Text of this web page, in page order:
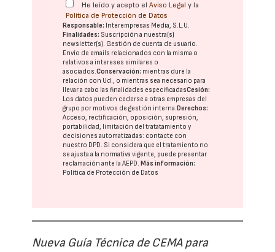
He leído y acepto elAviso Legal y la
Política de Protección de Datos
Responsable: Interempresas Media, S.L.U.
Finalidades: Suscripción a nuestra(s)
newsletter(s). Gestión de cuenta de usuario.
Envío de emails relacionados con la misma o
relativos a intereses similares o
asociados.Conservación: mientras dure la
relación con Ud., o mientras sea necesario para
llevar a cabo las finalidades especificadasCesión:
Los datos pueden cederse a otras empresas del
grupo por motivos de gestión interna.Derechos:
Acceso, rectificación, oposición, supresión,
portabilidad, limitación del tratatamiento y
decisiones automatizadas: contacte con
nuestro DPD. Si considera que el tratamiento no
se ajusta a la normativa vigente, puede presentar
reclamación ante laAEPD.Más información:
Política de Protección de Datos
Nueva Guía Técnica de CEMA para